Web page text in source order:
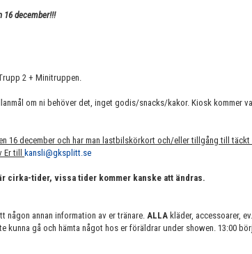
16 december!!!
2 + Minitruppen.
om ni behöver det, inget godis/snacks/kakor. Kiosk kommer
16 december och har man lastbilskörkort och/eller tillgång till täckt
Er till
kansli@gksplitt.se
cirka-tider, vissa tider kommer kanske att ändras.
någon annan information av er tränare.ALLA kläder, accessoarer,
kunna gå och hämta något hos er föräldrar under showen. 13:00